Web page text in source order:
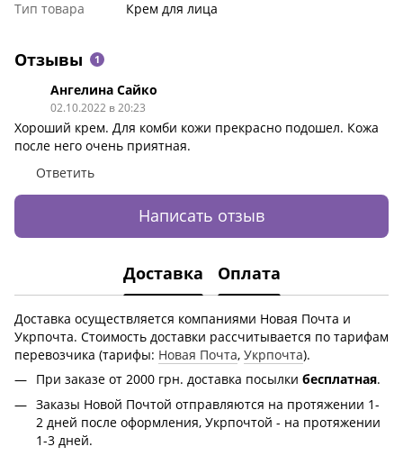
Тип товара
Крем для лица
Отзывы 1
Ангелина Сайко
02.10.2022 в 20:23
Хороший крем. Для комби кожи прекрасно подошел. Кожа
после него очень приятная.
Ответить
Написать отзыв
Доставка Оплата
Доставка осуществляется компаниями Новая Почта и
Укрпочта. Стоимость доставки рассчитывается по тарифам
перевозчика (тарифы: Новая Почта, Укрпочта).
При заказе от 2000 грн. доставка посылки бесплатная.
Заказы Новой Почтой отправляются на протяжении 1-
2 дней после оформления, Укрпочтой - на протяжении
1-3 дней.